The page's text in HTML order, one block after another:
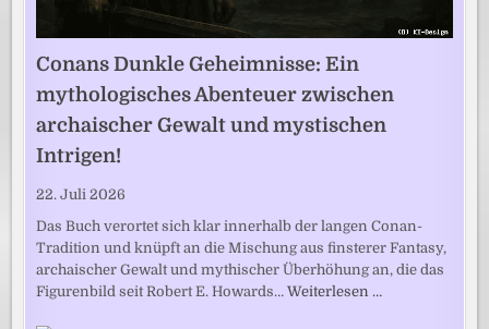
Conans Dunkle Geheimnisse: Ein
mythologisches Abenteuer zwischen
archaischer Gewalt und mystischen
Intrigen!
22. Juli 2026
Das Buch verortet sich klar innerhalb der langen Conan-
Tradition und knüpft an die Mischung aus finsterer Fantasy,
archaischer Gewalt und mythischer Überhöhung an, die das
Figurenbild seit Robert E. Howards…Weiterlesen …